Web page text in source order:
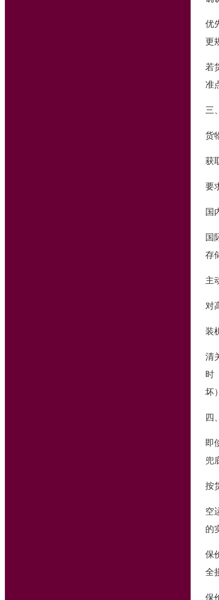
优
更
若
准
三
货
获
要
国
国
存
主
对
装
清
时
坏
四
即
兜
按
空
的
保
全
保